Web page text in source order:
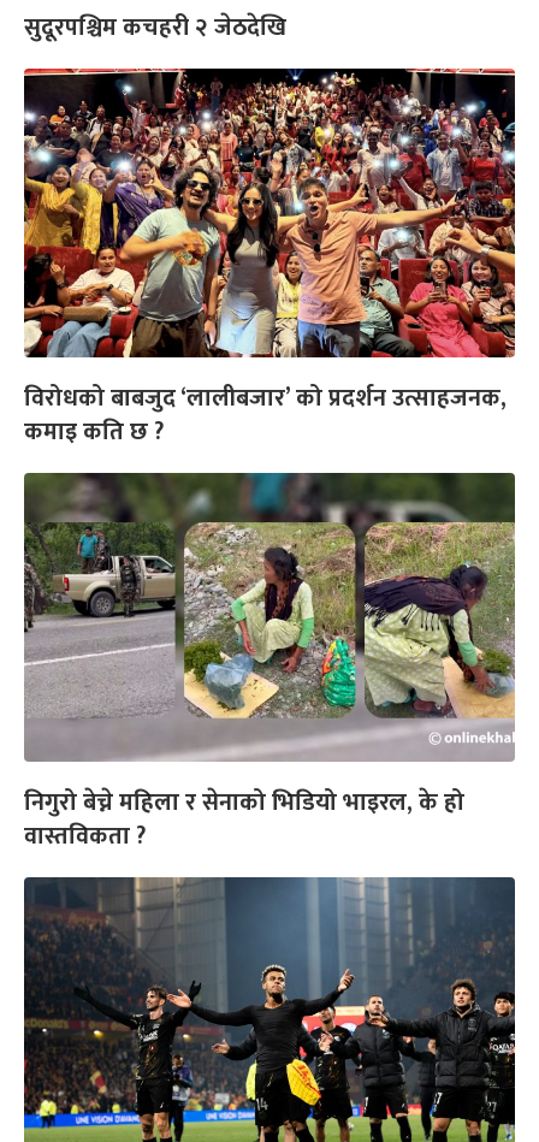
सुदूरपश्चिम कचहरी २ जेठदेखि
विरोधको बाबजुद ‘लालीबजार’ को प्रदर्शन उत्साहजनक,
कमाइ कति छ ?
निगुरो बेच्ने महिला र सेनाको भिडियो भाइरल, के हो
वास्तविकता ?